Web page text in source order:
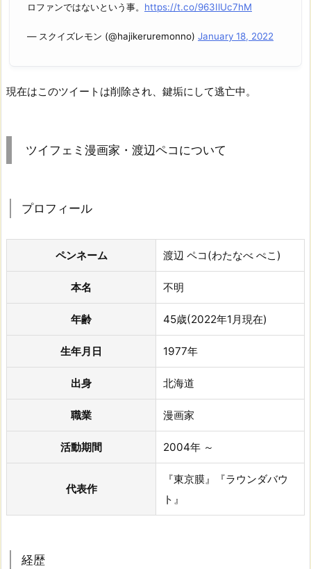
ロファンではないという事。 https://t.co/963IlUc7hM
— スクイズレモン (@hajikeruremonno) January 18, 2022
現在はこのツイートは削除され、鍵垢にして逃亡中。
ツイフェミ漫画家・渡辺ペコについて
プロフィール
ペンネーム 渡辺 ペコ(わたなべ ぺこ)
本名 不明
年齢 45歳(2022年1月現在)
生年月日 1977年
出身 北海道
職業 漫画家
活動期間 2004年 ～
代表作
『東京膜』『ラウンダバウ
ト』
経歴